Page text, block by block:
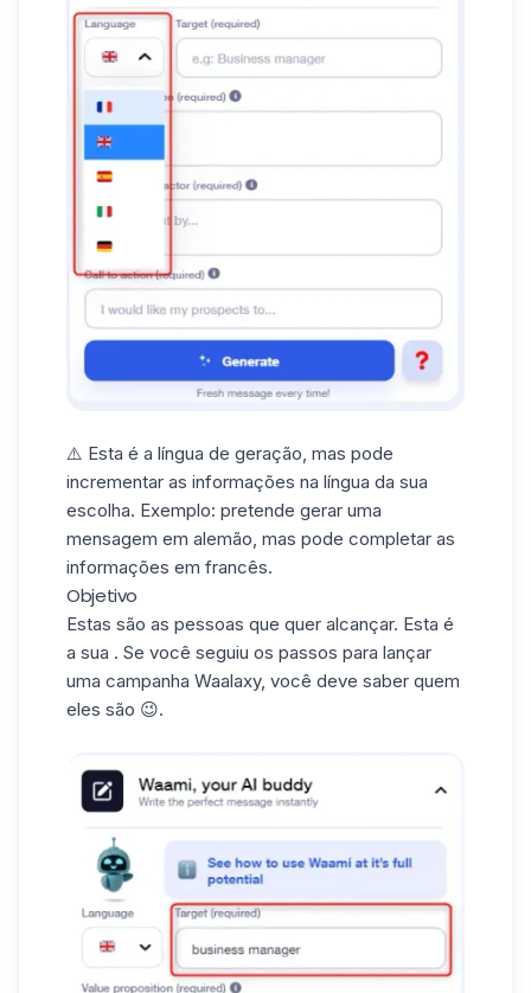
⚠️ Esta é a língua de geração, mas pode
incrementar as informações na língua da sua
escolha. Exemplo: pretende gerar uma
mensagem em alemão, mas pode completar as
informações em francês.
Objetivo
Estas são as pessoas que quer alcançar. Esta é
a sua . Se você seguiu os passos para lançar
uma campanha Waalaxy, você deve saber quem
eles são 😉.